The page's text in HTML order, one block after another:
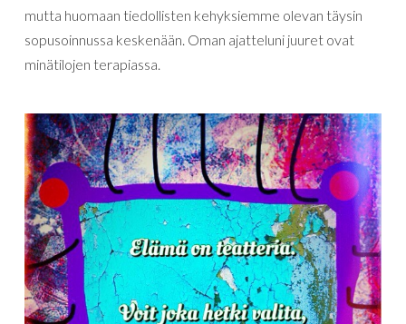
mutta huomaan tiedollisten kehyksiemme olevan täysin
sopusoinnussa keskenään. Oman ajatteluni juuret ovat
minätilojen terapiassa.